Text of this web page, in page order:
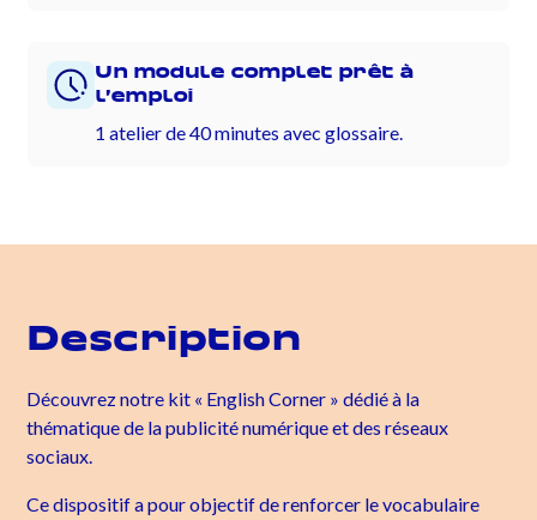
Un module complet prêt à
l’emploi
1 atelier de 40 minutes avec glossaire.
Description
Découvrez notre kit « English Corner » dédié à la
thématique de la publicité numérique et des réseaux
sociaux.
Ce dispositif a pour objectif de renforcer le vocabulaire